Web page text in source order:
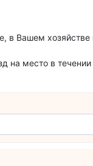
Вашем хозяйстве
на место в